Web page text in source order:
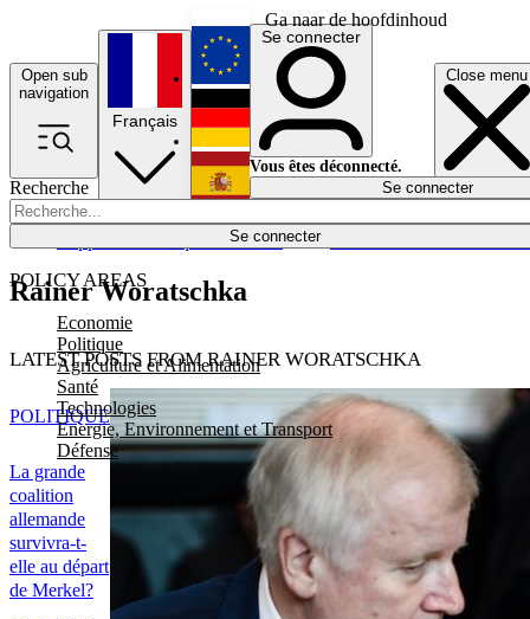
Ga naar de hoofdinhoud
Open sub
navigation
Close menu
Recherche
Se connecter
POLICY AREAS
Economie
Politique
Agriculture et Alimentation
Santé
Technologies
Energie, Environnement et Transport
Défense
Économie
Français
English
Deutsch
Español
Se connecter
Vous êtes déconnecté.
Se connecter
Rainer Woratschka
LATEST POSTS FROM RAINER WORATSCHKA
La grande
coalition
allemande
survivra-t-
elle au départ
de Merkel?
POLITIQUE